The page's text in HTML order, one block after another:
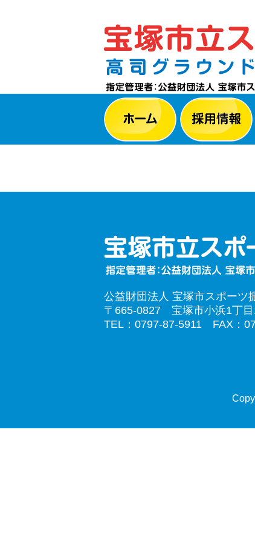
公益財団法人 宝塚市スポーツ
〒665-0827 宝塚市小浜1丁
TEL：0797-87-5911 FAX：